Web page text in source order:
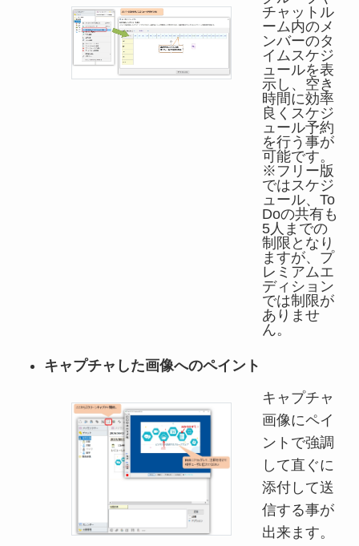
チャットル
ーム内のメ
ンバーのタ
イムスケジ
ュールを表
示し、空き
時間に効率
良くスケジ
ュール予約
を行う事が
可能です。
※フリー版
ではスケジ
ュール、To
Doの共有も
5人までの
制限となり
ますが、プ
レミアムエ
ディション
では制限が
ありませ
ん。
キャプチャした画像へのペイント
キャプチャ
画像にペイ
ントで強調
して直ぐに
添付して送
信する事が
出来ます。